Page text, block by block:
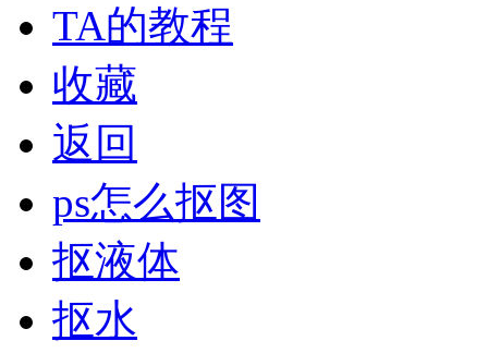
TA的教程
收藏
返回
ps怎么抠图
抠液体
抠水